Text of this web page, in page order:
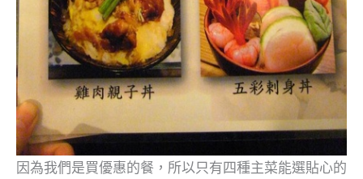
因為我們是買優惠的餐，所以只有四種主菜能選貼心的